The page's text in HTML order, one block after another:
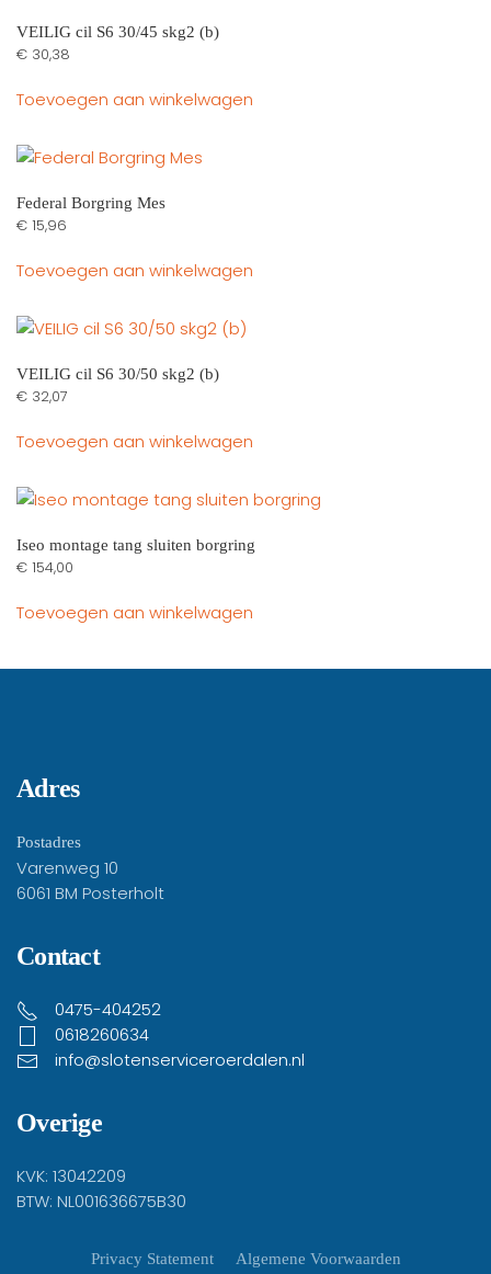
VEILIG cil S6 30/45 skg2 (b)
€ 30,38
Toevoegen aan winkelwagen
Federal Borgring Mes
€ 15,96
Toevoegen aan winkelwagen
VEILIG cil S6 30/50 skg2 (b)
€ 32,07
Toevoegen aan winkelwagen
Iseo montage tang sluiten borgring
€ 154,00
Toevoegen aan winkelwagen
Adres
Postadres
Varenweg 10
6061 BM Posterholt
Contact
0475-404252
0618260634
info@slotenserviceroerdalen.nl
Overige
KVK: 13042209
BTW: NL001636675B30
Privacy Statement Algemene Voorwaarden